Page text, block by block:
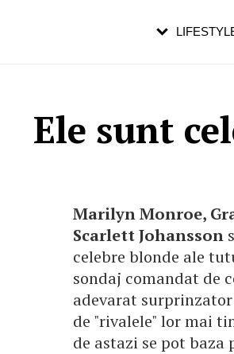
Ele sunt
Marilyn Monroe,
Scarlett Johansson
celebre blonde ale
sondaj comandat de
adevarat
de "rivalele" lor mai
de astazi se pot
pe măsură ce înaintezi în vârstă